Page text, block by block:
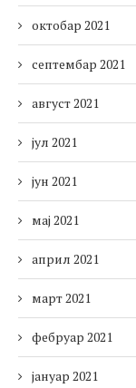
октобар 2021
септембар 2021
август 2021
јул 2021
јун 2021
мај 2021
април 2021
март 2021
фебруар 2021
јануар 2021